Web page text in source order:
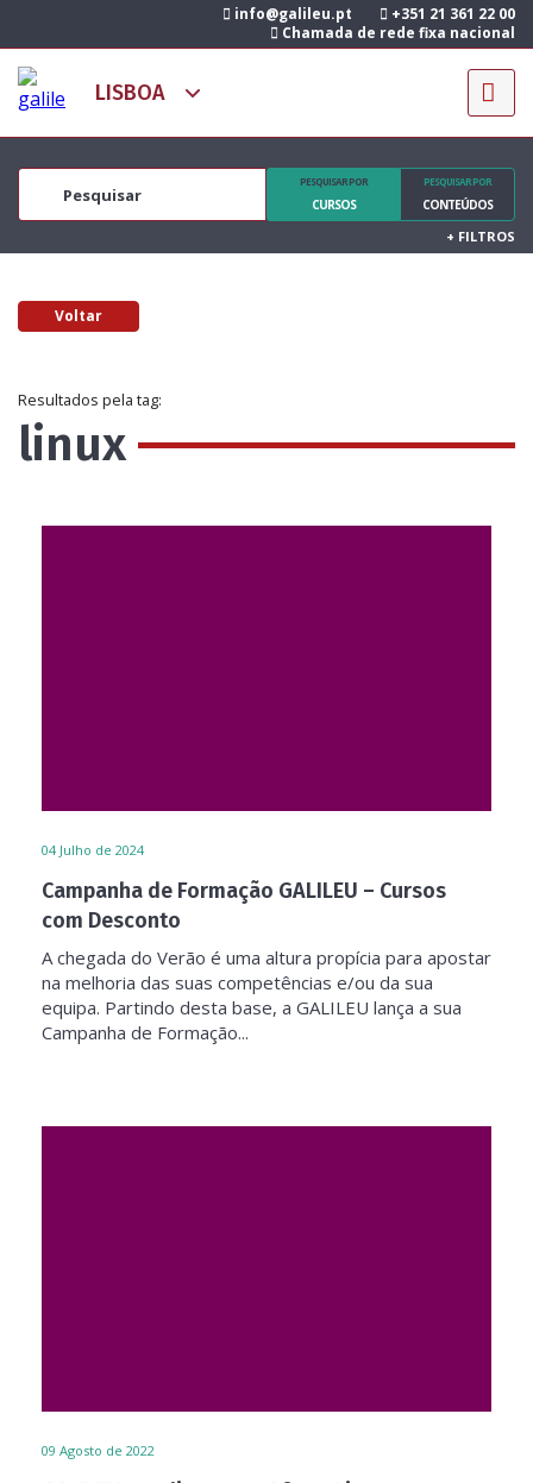
info@galileu.pt
+351 21 361 22 00
Chamada de rede fixa nacional
PESQUISAR POR
CURSOS
PESQUISAR POR
CONTEÚDOS
+ FILTROS
Voltar
Resultados pela tag:
linux
04 Julho de 2024
Campanha de Formação GALILEU – Cursos
com Desconto
A chegada do Verão é uma altura propícia para apostar
na melhoria das suas competências e/ou da sua
equipa. Partindo desta base, a GALILEU lança a sua
Campanha de Formação...
09 Agosto de 2022